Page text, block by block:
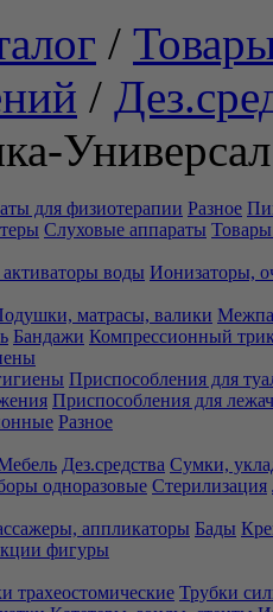
/
/
для физиотерапии Разное
Слуховые аппараты Товары
воды Ионизаторы,
матрасы, валики
Бандажи Компрессионный
Приспособления для
Приспособления для
Разное
Дез.средства Сумки,
одноразовые Стерилизация
аппликаторы Бады
фигуры
трахеостомические Трубки